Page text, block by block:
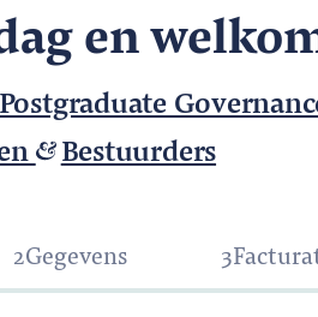
en
Postgraduate
Bestuurders
2Gegevens 3